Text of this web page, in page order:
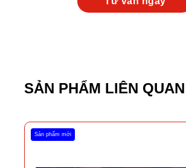
SẢN PHẨM LIÊN QUAN
Sản phẩm mới